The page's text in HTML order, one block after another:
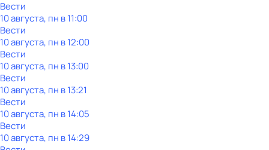
Вести
10 августа, пн в 11:00
Вести
10 августа, пн в 12:00
Вести
10 августа, пн в 13:00
Вести
10 августа, пн в 13:21
Вести
10 августа, пн в 14:05
Вести
10 августа, пн в 14:29